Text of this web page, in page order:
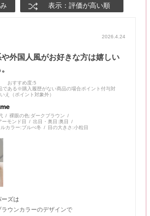
表示：評価が高い順
2026.4.24
外国人風がお好きな方は嬉しい
おすすめ度:5
である※購入履歴がない商品の場合ポイント付与対
え（ポイント対象外）
裸眼の色:ダークブラウン
ーモンド目 出目・奥目:奥目
カラー:ブルべ冬 目の大きさ:小粒目
ズは
ウンカラーのデザインで